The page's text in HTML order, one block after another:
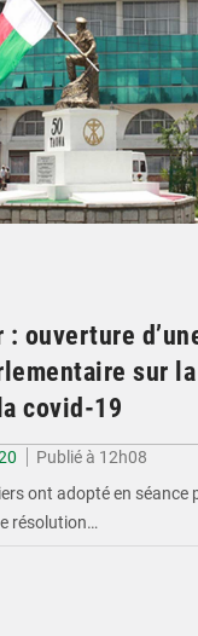
: ouverture
sur la
covid-19
Publié à 12h08
ont adopté en séance
résolution…